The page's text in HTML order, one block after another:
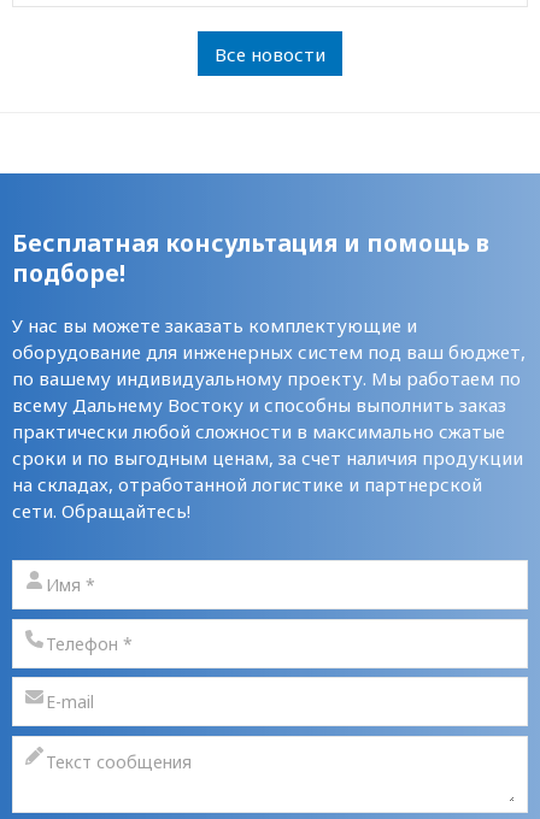
Все новости
Бесплатная консультация и помощь в
подборе!
У нас вы можете заказать комплектующие и
оборудование для инженерных систем под ваш бюджет,
по вашему индивидуальному проекту. Мы работаем по
всему Дальнему Востоку и способны выполнить заказ
практически любой сложности в максимально сжатые
сроки и по выгодным ценам, за счет наличия продукции
на складах, отработанной логистике и партнерской
сети. Обращайтесь!